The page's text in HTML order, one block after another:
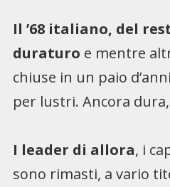
Il ’68 italiano, del
duraturo e mentre
chiuse in un paio
per lustri. Ancora
I leader di allora, i
sono rimasti, a vario